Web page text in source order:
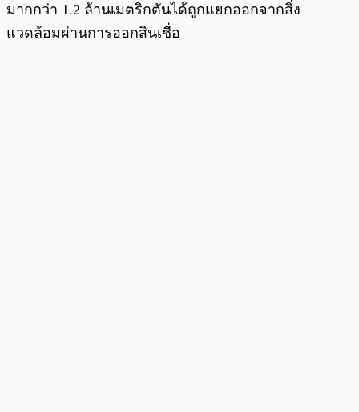
มากกว่า 1.2 ล้านเมตริกตันได้ถูกแยกออกจากสิ่ง
แวดล้อมผ่านการออกสินเชื่อ